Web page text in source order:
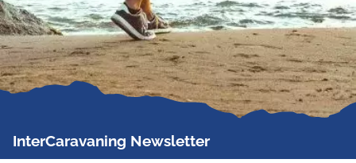
InterCaravaning Newsletter